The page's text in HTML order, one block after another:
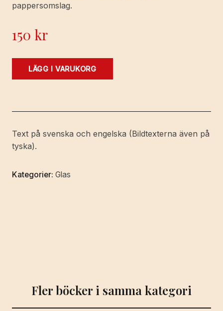
pappersomslag.
150 kr
Kosta
Kosta
the
Artists
the
LÄGG I VARUKORG
Text på svenska och engelska (Bildtexterna även på
tyska).
Kategorier: Glas
Fler böcker i samma kategori